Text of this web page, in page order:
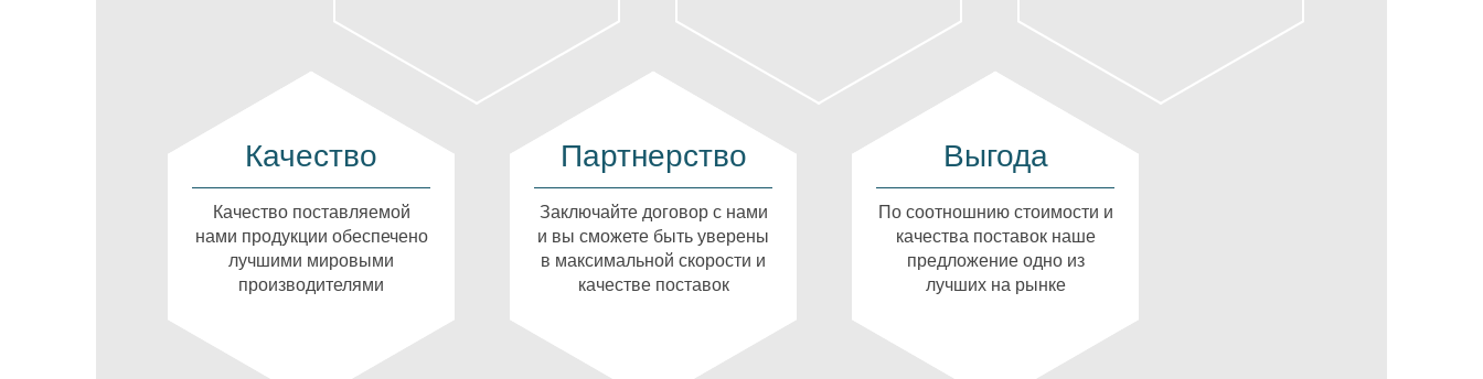
Качество
Качество поставляемой
нами продукции обеспечено
лучшими мировыми
производителями
Партнерство
Заключайте договор с нами
и вы сможете быть уверены
в максимальной скорости и
качестве поставок
Выгода
По соотношнию стоимости и
качества поставок наше
предложение одно из
лучших на рынке